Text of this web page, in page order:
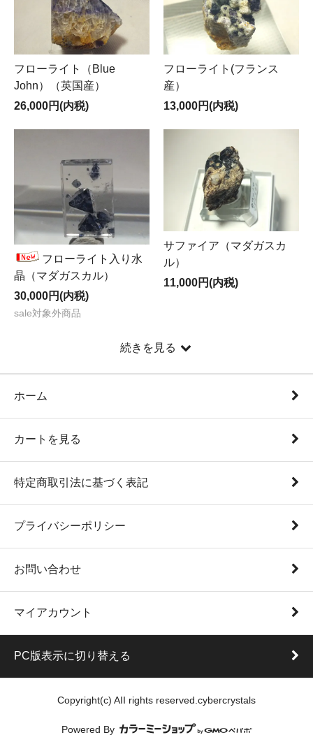
フローライト（Blue
John）（英国産）
26,000円(内税)
フローライト(フランス
産）
13,000円(内税)
フローライト入り水
晶（マダガスカル）
30,000円(内税)
sale対象外商品
サファイア（マダガスカ
ル）
11,000円(内税)
続きを見る
ホーム
カートを見る
特定商取引法に基づく表記
プライバシーポリシー
お問い合わせ
マイアカウント
PC版表示に切り替える
Copyright(c) AII rights reserved.cybercrystals
Powered By